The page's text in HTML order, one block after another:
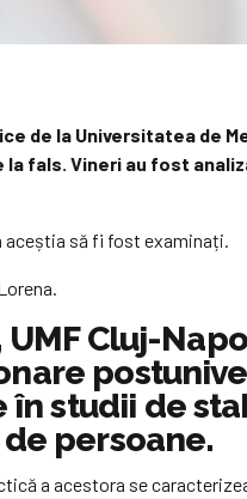
de la Universitatea de
fals. Vineri au fost
aceștia să fi fost examinați.
Cluj-
studii de
persoane.
a acestora se